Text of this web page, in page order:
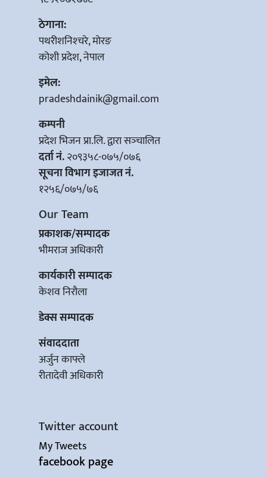
ठेगाना:
पथरीशनिश्‍चरे, मोरङ
कोशी प्रदेश, नेपाल
इमेल:
pradeshdainik@gmail.com
कम्पनी
प्रदेश भिजन प्रा.लि. द्वारा सञ्‍चालित
दर्ता नं.२०९३५८-०७५/०७६
सूचना विभाग इजाजत नं.
१२५६/०७५/७६
Our Team
प्रकाशक/सम्पादक
भीमराज अधिकारी
कार्यकारी सम्पादक
केशव निरौला
डेक्स सम्पादक
संवाददाता
अर्जुन काफ्ले
रीतादेवी अधिकारी
Twitter account
My Tweets
facebook page